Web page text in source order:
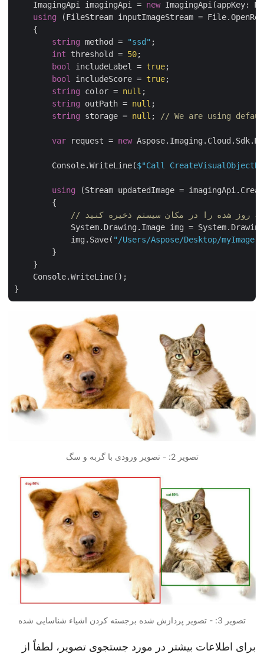
    ImagingApi imagingApi =
new ImagingApi(appKey:
using (FileStream inputImageStream =
    {
string method = "ssd"
int threshold = 50
bool includeLabel = true
bool includeScore = true
string color = null
string outPath = null
string storage = null ; // We are using
var request = new
        Console.WriteLine(
$"Call
using (Stream updatedImage =
        {
روز شده را در مکان سیستم ذخیره کنید
System.Drawing.Image img =
            img.Save(
"/Users/Aspose/Desktop/
        }
    }
    Console.WriteLine();
تصویر 2: - تصویر ورودی با گربه و سگ
تصویر 3: - تصویر پردازش شده برجسته کردن اشیاء شناسایی شده
برای اطلاعات بیشتر در مورد جستجوی تصویر، لطفاً از